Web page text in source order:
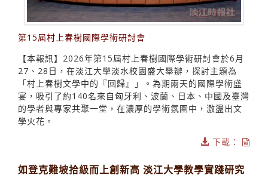
第15屆村上春樹國際學術研討會
【本報訊】2026年第15屆村上春樹國際學術研討會於6月
27、28日，在淡江大學淡水校園盛大舉辦，探討主題為
「村上春樹文學中的『回歸』」。為期兩天的國際學術盛
宴，吸引了約140名來自匈牙利、波蘭、日本、中國及臺灣
的學者與專家共聚一堂，在濃厚的學術氛圍中，激盪出文
學火花。
下載：
如登克難坡拾級而上創新高 淡江大學教學實踐研究